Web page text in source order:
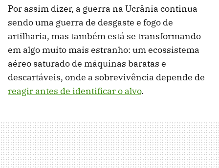
Por assim dizer, a guerra na Ucrânia continua
sendo uma guerra de desgaste e fogo de
artilharia, mas também está se transformando
em algo muito mais estranho: um ecossistema
aéreo saturado de máquinas baratas e
descartáveis, onde a sobrevivência depende de
reagir antes de identificar o alvo.